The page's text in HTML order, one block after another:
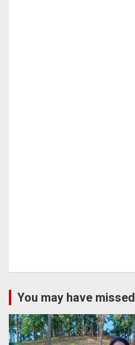
You may have missed